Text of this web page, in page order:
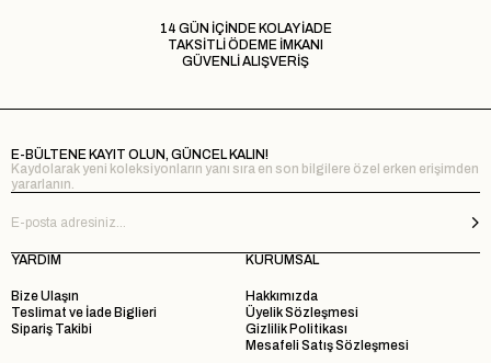
14 GÜN İÇİNDE KOLAY İADE
TAKSİTLİ ÖDEME İMKANI
GÜVENLİ ALIŞVERİŞ
E-BÜLTENE KAYIT OLUN, GÜNCEL KALIN!
Kaydolarak yeni koleksiyonların yanı sıra en son bilgilere özel erken erişimden
yararlanın.
YARDIM
Bize Ulaşın
Teslimat ve İade Biglieri
Sipariş Takibi
KURUMSAL
Hakkımızda
Üyelik Sözleşmesi
Gizlilik Politikası
Mesafeli Satış Sözleşmesi